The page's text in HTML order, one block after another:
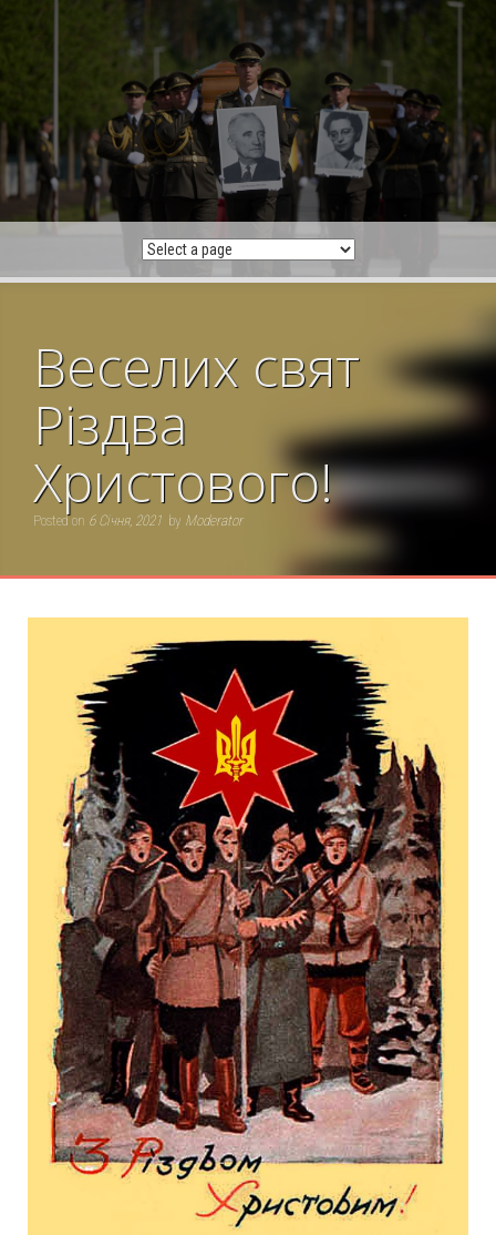
Веселих свят
Різдва
Христового!
Posted on 6 Січня, 2021 by Moderator